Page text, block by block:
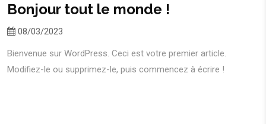
Bonjour tout le monde !
08/03/2023
Bienvenue sur WordPress. Ceci est votre premier article.
Modifiez-le ou supprimez-le, puis commencez à écrire !